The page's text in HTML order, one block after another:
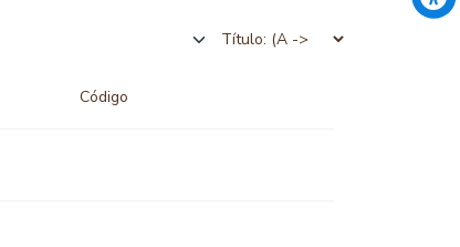
Código